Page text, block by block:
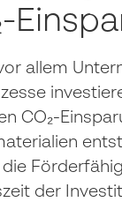
allem
CO₂-
der